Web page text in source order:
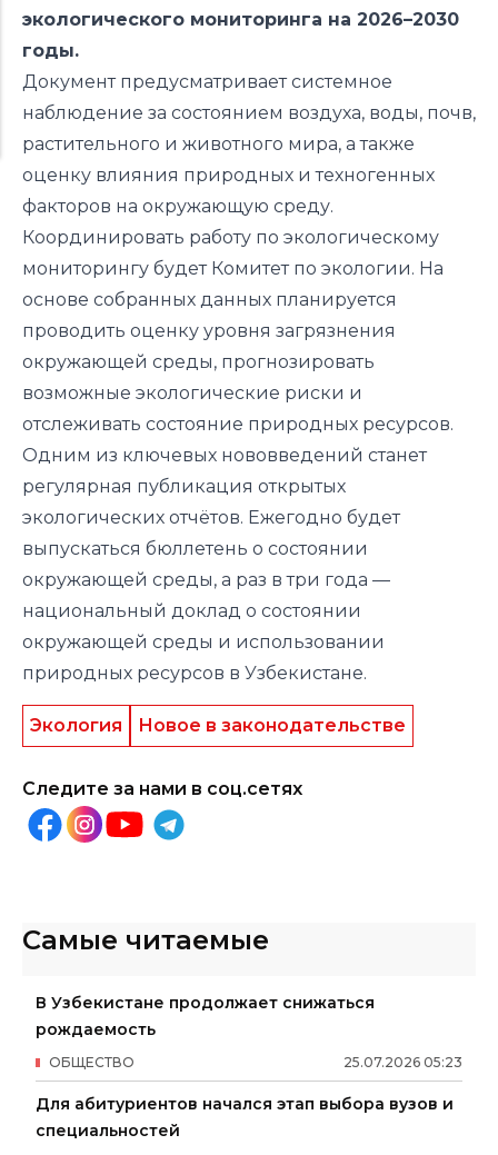
экологического мониторинга на 2026–2030
годы.
Документ предусматриваетсистемное
наблюдение за состоянием воздуха, воды, почв,
растительного и животного мира, а также
оценку влияния природных и техногенных
факторов на окружающую среду.
Координировать работу по экологическому
мониторингу будет Комитет по экологии. На
основе собранных данных планируется
проводить оценку уровня загрязнения
окружающей среды, прогнозировать
возможные экологические риски и
отслеживать состояние природных ресурсов.
Одним из ключевых нововведений станет
регулярная публикация открытых
экологических отчётов. Ежегодно будет
выпускаться бюллетень о состоянии
окружающей среды, а раз в три года —
национальный доклад о состоянии
окружающей среды и использовании
природных ресурсов в Узбекистане.
Экология Новое в законодательстве
Следите за нами в соц.сетях
Самые читаемые
В Узбекистане продолжает снижаться
рождаемость
25.07.2026 05:23
ОБЩЕСТВО
Для абитуриентов начался этап выбора вузов и
специальностей